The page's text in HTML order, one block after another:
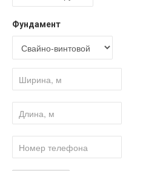
Фундамент